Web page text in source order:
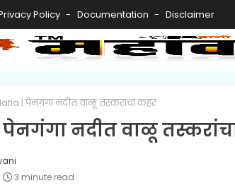
Policy Documentation Disclaimer
| पेनगंगा नदीत वाळू तस्करांचा कहर
पेनगंगा नदीत वाळू
3 minute read